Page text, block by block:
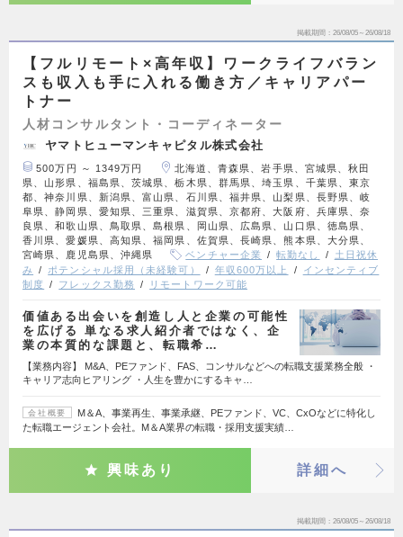
掲載期間 26/08/05～26/08/18
【フルリモート×高年収】ワークライフバラン
スも収入も手に入れる働き方／キャリアパー
トナー
人材コンサルタント・コーディネーター
ヤマトヒューマンキャピタル株式会社
500万円 ～ 1349万円
北海道、青森県、岩手県、宮城県、秋田
県、山形県、福島県、茨城県、栃木県、群馬県、埼玉県、千葉県、東京
都、神奈川県、新潟県、富山県、石川県、福井県、山梨県、長野県、岐
阜県、静岡県、愛知県、三重県、滋賀県、京都府、大阪府、兵庫県、奈
良県、和歌山県、鳥取県、島根県、岡山県、広島県、山口県、徳島県、
香川県、愛媛県、高知県、福岡県、佐賀県、長崎県、熊本県、大分県、
宮崎県、鹿児島県、沖縄県
ベンチャー企業 転勤なし
土日祝休
み
ポテンシャル採用（未経験可） 年収600万以上
インセンティブ
制度
フレックス勤務 リモートワーク可能
価値ある出会いを創造し人と企業の可能性
を広げる 単なる求人紹介者ではなく、企
業の本質的な課題と、転職希…
【業務内容】 M&A、PEファンド、FAS、コンサルなどへの転職支援業務全般 ・
キャリア志向ヒアリング ・人生を豊かにするキャ…
会社概要
M＆A、事業再生、事業承継、PEファンド、VC、CxOなどに特化し
た転職エージェント会社。M＆A業界の転職・採用支援実績…
興味あり 詳細へ
掲載期間 26/08/05～26/08/18